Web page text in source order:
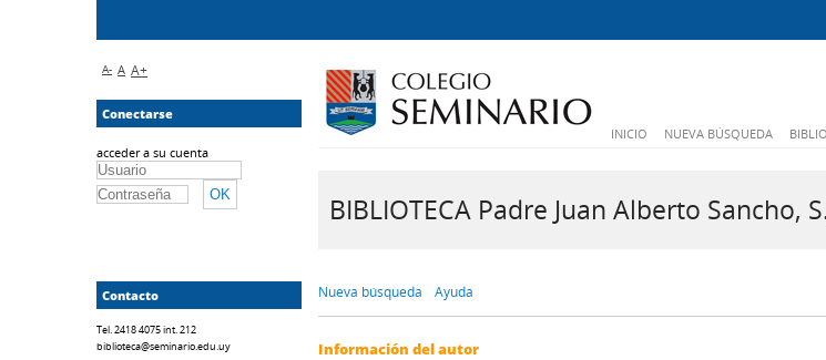
INICIO NUEVA BÚSQUEDA
BIBLIOTECA Padre Juan Alberto Sancho,
Nueva búsqueda Ayuda
Información del autor
A- A A+
Conectarse
acceder a su cuenta
Contacto
Tel. 2418 4075 int. 212
biblioteca@seminario.edu.uy